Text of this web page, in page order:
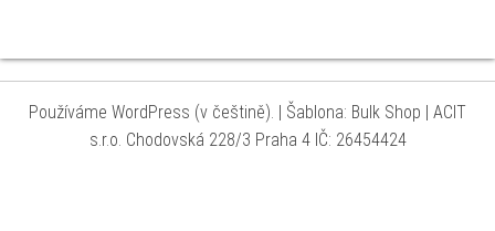
Používáme WordPress (v češtině). | Šablona: Bulk Shop | ACIT
s.r.o. Chodovská 228/3 Praha 4 IČ: 26454424